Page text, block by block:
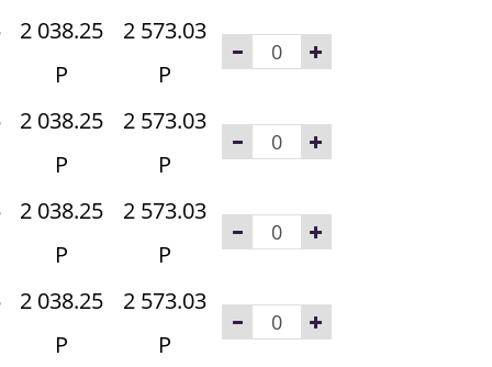
2 038.25
Р
2 573.03
Р
2 038.25
Р
2 573.03
Р
2 038.25
Р
2 573.03
Р
2 038.25
Р
2 573.03
Р